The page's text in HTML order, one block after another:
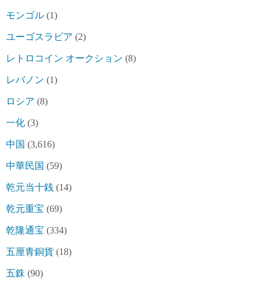
モンゴル (1)
ユーゴスラビア (2)
レトロコイン オークション (8)
レバノン (1)
ロシア (8)
一化 (3)
中国 (3,616)
中華民国 (59)
乾元当十銭 (14)
乾元重宝 (69)
乾隆通宝 (334)
五厘青銅貨 (18)
五銖 (90)